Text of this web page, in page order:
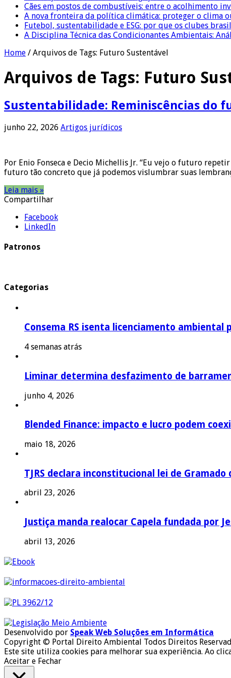
Cães em postos de combustíveis: entre o acolhimento
A nova fronteira da política climática: proteger o clima
Futebol, sustentabilidade e ESG: por que os clubes
A Disciplina Técnica das Condicionantes Ambientais:
Home / Arquivos de Tags: Futuro Sustentável
Arquivos de Tags: Futuro
Sustentabilidade: Reminiscências do
junho 22, 2026 Artigos jurídicos
Por Enio Fonseca e Decio Michellis Jr. “Eu vejo o futuro
futuro tão concreto que já podemos vislumbrar suas
Leia mais »
Compartilhar
Facebook
LinkedIn
Patronos
Categorias
Consema RS isenta licenciamento ambiental
4 semanas atrás
Liminar determina desfazimento de
junho 4, 2026
Blended Finance: impacto e lucro podem
maio 18, 2026
TJRS declara inconstitucional lei de
abril 23, 2026
Justiça manda realocar Capela fundada por
abril 13, 2026
Desenvolvido por Speak Web Soluções em Informática
Copyright © Portal Direito Ambiental Todos Direitos
Este site utiliza cookies para melhorar sua experiência. Ao
Aceitar e Fechar